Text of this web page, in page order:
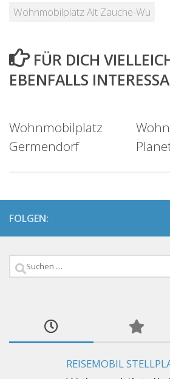
Wohnmobilplatz Alt Zauche-Wu
FÜR DICH
EBENFALLS
Wohnmobilplatz
Germendorf
FOLGEN:
Suchen
REISEMOBIL